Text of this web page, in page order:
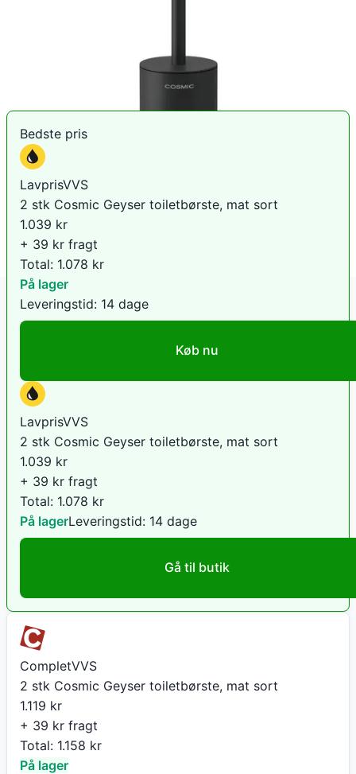
Sammenlign priser
Bedste pris
LavprisVVS
2 stk Cosmic Geyser toiletbørste, mat sort
1.039 kr
+ 39 kr fragt
Total: 1.078 kr
På lager
Leveringstid: 14 dage
Køb nu
LavprisVVS
2 stk Cosmic Geyser toiletbørste, mat sort
1.039 kr
+ 39 kr fragt
Total: 1.078 kr
På lagerLeveringstid: 14 dage
Gå til butik
CompletVVS
2 stk Cosmic Geyser toiletbørste, mat sort
1.119 kr
+ 39 kr fragt
Total: 1.158 kr
På lager